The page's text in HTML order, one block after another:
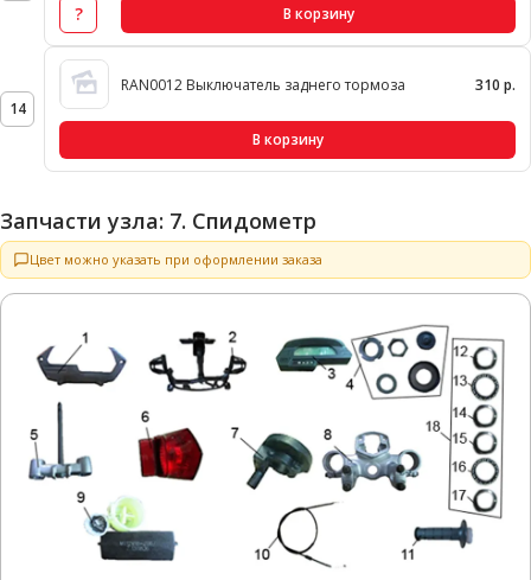
? В корзину
14
RAN0012 Выключатель заднего тормоза 310 р.
В корзину
Запчасти узла: 7. Спидометр
Цвет можно указать при оформлении заказа